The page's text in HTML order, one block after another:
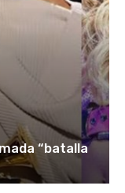
“batalla